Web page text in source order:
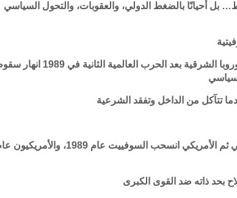
بل أحيانًا بالضغط الدولي، والعقوبات، والتحول السياسي
سيطر الاتحاد السوفيتي على دول أوروبا الشرقية بعد الحرب العالمية الثانية في
تتآكل من الداخل وتفقد الشرعية
واجهت أفغانستان الاحتلال السوفيتي ثم الأمريكي انسحب السوفييت عام 1989،
بحد ذاته ضد القوى الكبرى